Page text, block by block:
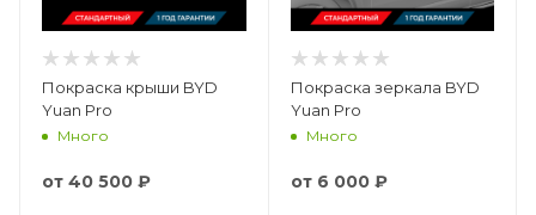
Покраска крыши BYD
Yuan Pro
Много
от 40 500 ₽
Покраска зеркала BYD
Yuan Pro
Много
от 6 000 ₽